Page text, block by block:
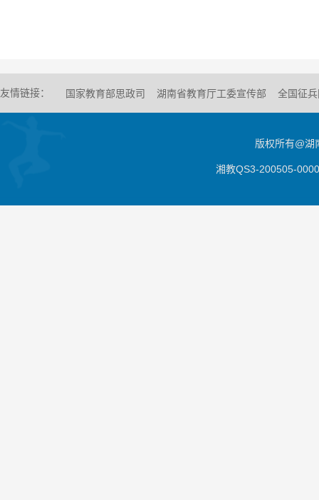
友情链接： 国家教育部思政司 湖南省教育厅工委宣传部 全国征
版权所有@湖
湘教QS3-200505-